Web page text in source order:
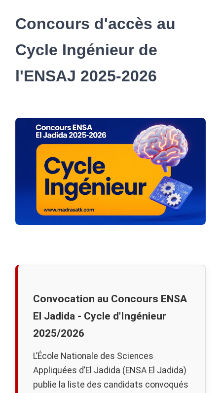
Concours d'accès au
Cycle Ingénieur de
l'ENSAJ 2025-2026
Convocation au Concours ENSA
El Jadida - Cycle d'Ingénieur
2025/2026
L’École Nationale des Sciences
Appliquées d’El Jadida (ENSA El Jadida)
publie la liste des candidats convoqués